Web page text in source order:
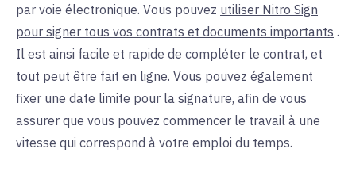
par voie électronique. Vous pouvez utiliser Nitro Sign
pour signer tous vos contrats et documents importants .
Il est ainsi facile et rapide de compléter le contrat, et
tout peut être fait en ligne. Vous pouvez également
fixer une date limite pour la signature, afin de vous
assurer que vous pouvez commencer le travail à une
vitesse qui correspond à votre emploi du temps.